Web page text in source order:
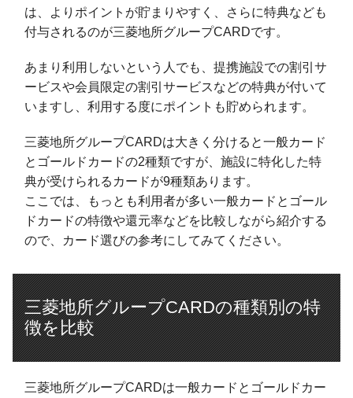
は、よりポイントが貯まりやすく、さらに特典なども
付与されるのが三菱地所グループCARDです。
あまり利用しないという人でも、提携施設での割引サ
ービスや会員限定の割引サービスなどの特典が付いて
いますし、利用する度にポイントも貯められます。
三菱地所グループCARDは大きく分けると一般カード
とゴールドカードの2種類ですが、施設に特化した特
典が受けられるカードが9種類あります。
ここでは、もっとも利用者が多い一般カードとゴール
ドカードの特徴や還元率などを比較しながら紹介する
ので、カード選びの参考にしてみてください。
三菱地所グループCARDの種類別の特
徴を比較
三菱地所グループCARDは一般カードとゴールドカー